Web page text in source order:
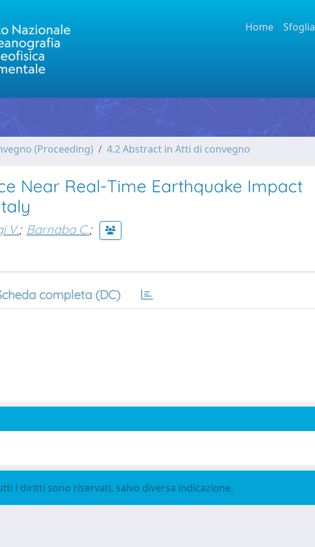
Home Sfoglia
(Proceeding) 4.2 Abstract in Atti di convegno
Near Real-Time Earthquake Impact
V.; Barnaba C.;
completa (DC)
i diritti sono riservati, salvo diversa indicazione.